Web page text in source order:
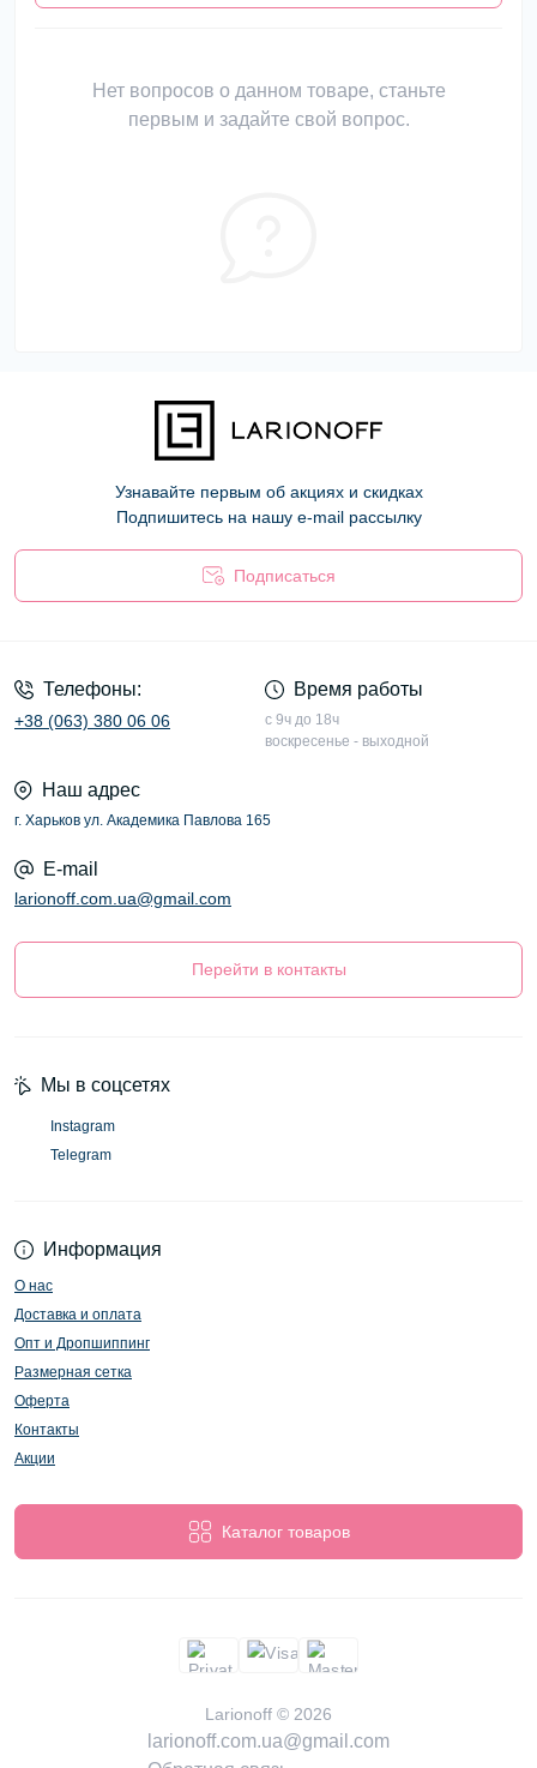
Нет вопросов о данном товаре, станьте
первым и задайте свой вопрос.
Узнавайте первым об акциях и скидках
Подпишитесь на нашу e-mail рассылку
Подписаться
Телефоны:
+38 (063) 380 06 06
Время работы
с 9ч до 18ч
воскресенье - выходной
Наш адрес
г. Харьков ул. Академика Павлова 165
E-mail
larionoff.com.ua@gmail.com
Перейти в контакты
Информация
О нас
Доставка и оплата
Опт и Дропшиппинг
Размерная сетка
Оферта
Контакты
Акции
Каталог товаров
Мы в соцсетях
Instagram
Telegram
Larionoff © 2026
larionoff.com.ua@gmail.com